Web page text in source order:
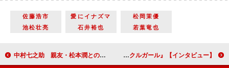
佐藤浩市 愛にイナズマ
松岡茉優
池松壮亮
石井裕也 若葉竜也
中村七之助 親友・松本潤との初共演に「神様が待っていてくれたのかな、と思うような巡り合わせ」 迫る関ヶ原！演じる石田三成と家康の関係は？【「どうする家康」インタビュー】 三吉彩花「いろんな国のチームと仕事をしてみたい」 日韓共同作品の本格アクションで芽生えた新たな意欲『ナックルガール』【インタビュー】